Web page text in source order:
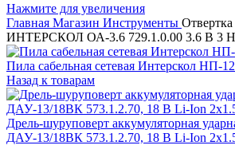
Нажмите для увеличения
Главная Магазин Инструменты Отвертка
ИНТЕРСКОЛ ОА-3.6 729.1.0.00 3.6 В 3
Пила сабельная сетевая Интерскол НП-
Назад к товарам
Дрель-шуруповерт аккумуляторная
ДАУ-13/18ВК 573.1.2.70, 18 В Li-Ion